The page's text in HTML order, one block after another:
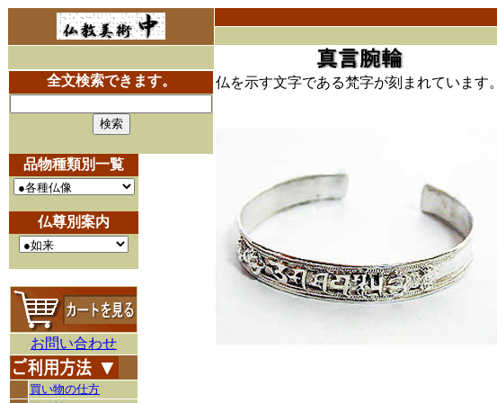
全文検索できます。
品物種類別一覧
仏尊別案内
お問い合わせ
買い物の仕方
仏を示す文字である梵字が刻まれています。